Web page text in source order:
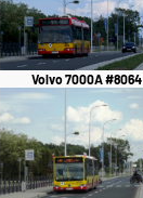
Volvo 7000A #8064